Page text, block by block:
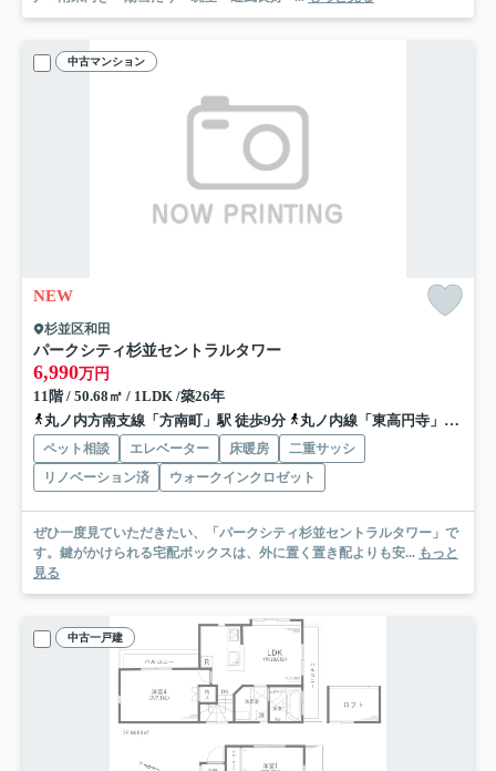
中古マンション
NEW
杉並区和田
パークシティ杉並セントラルタワー
6,990万円
11階 / 50.68㎡ / 1LDK /築26年
丸ノ内方南支線「方南町」駅 徒歩9分
丸ノ内線「東高円寺」駅 徒歩15分
ペット相談 エレベーター 床暖房
二重サッシ
リノベーション済
ウォークインクロゼット
ぜひ一度見ていただきたい、「パークシティ杉並セントラルタワー」で
す。鍵がかけられる宅配ボックスは、外に置く置き配よりも安... もっと
見る
中古一戸建